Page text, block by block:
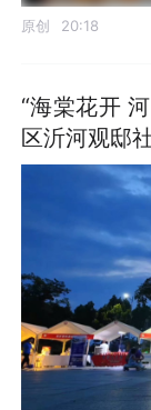
原创 20:18
“海棠花开
区沂河观邸